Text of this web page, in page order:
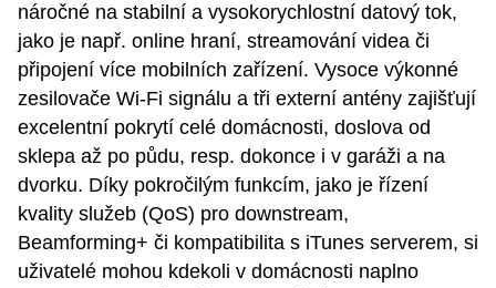
náročné na stabilní a vysokorychlostní datový tok,
jako je např. online hraní, streamování videa či
připojení více mobilních zařízení. Vysoce výkonné
zesilovače Wi-Fi signálu a tři externí antény zajišťují
excelentní pokrytí celé domácnosti, doslova od
sklepa až po půdu, resp. dokonce i v garáži a na
dvorku. Díky pokročilým funkcím, jako je řízení
kvality služeb (QoS) pro downstream,
Beamforming+ či kompatibilita s iTunes serverem, si
uživatelé mohou kdekoli v domácnosti naplno